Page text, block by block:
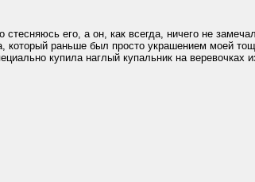
его, а он, как всегда, ничего не
раньше был просто украшением моей
купила наглый купальник на веревочках